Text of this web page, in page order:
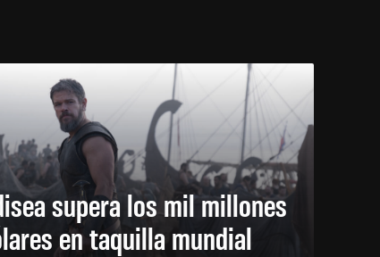
supera los mil millones
en taquilla mundial